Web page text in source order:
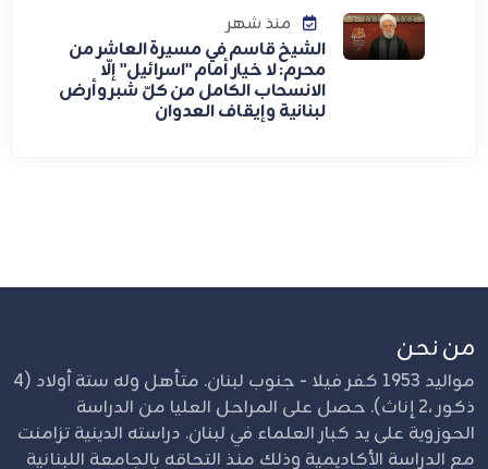
منذ شهر
الشيخ قاسم في مسيرة العاشر من
محرم: لا خيار أمام "اسرائيل" إلّا
الانسحاب الكامل من كلّ شبر وأرض
لبنانية وإيقاف العدوان
من نحن
مواليد 1953 كفر فيلا - جنوب لبنان. متأهل وله ستة أولاد (4
ذكور ،2 إناث). حصل على المراحل العليا من الدراسة
الحوزوية على يد كبار العلماء في لبنان. دراسته الدينية تزامنت
مع الدراسة الأكاديمية وذلك منذ التحاقه بالجامعة اللبنانية